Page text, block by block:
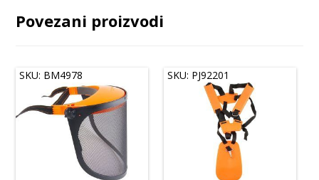
Povezani proizvodi
SKU: BM4978 SKU: PJ92201